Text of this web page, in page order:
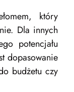
który
Dla innych
potencjału
dopasowanie
budżetu czy